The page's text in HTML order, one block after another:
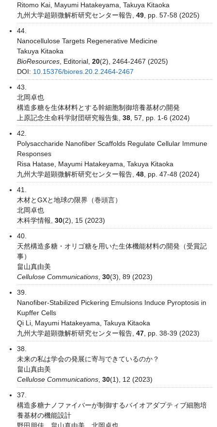
Ritomo Kai, Mayumi Hatakeyama, Takuya Kitaoka
九州大学超顕微解析研究センター報告, 49 , pp. 57-58 (2025)
44.
Nanocellulose Targets Regenerative Medicine
Takuya Kitaoka
BioResources , Editorial, 20(2), 2464-2467 (2025)
DOI: 10.15376/biores.20.2.2464-2467
43.
北岡卓也
構造多糖を生体材料とする幹細胞制御培養基材の開発
上原記念生命科学財団研究報告集, 38 , 57, pp. 1-6 (2024)
42.
Polysaccharide Nanofiber Scaffolds Regulate Cellular Immune
Responses
Risa Hatase, Mayumi Hatakeyama, Takuya Kitaoka
九州大学超顕微解析研究センター報告, 48 , pp. 47-48 (2024)
41.
木材とGXと地球の限界（巻頭言）
北岡卓也
木科学情報, 30(2), 15 (2023)
40.
天然構造多糖・オリゴ糖を用いた生体機能材料の開発（受賞記
事）
畠山真由美
Cellulose Communications 30(3), 89 (2023)
39.
Nanofiber-Stabilized Pickering Emulsions Induce Pyroptosis in
Kupffer Cells
Qi Li, Mayumi Hatakeyama, Takuya Kitaoka
九州大学超顕微解析研究センター報告, 47 , pp. 38-39 (2023)
38.
未来の私は学会の発展に寄与できているのか？
畠山真由美
Cellulose Communications 30(1), 12 (2023)
37.
構造多糖ナノファイバーが制御するバイオアダプティブ細胞培
養基材の機能設計
野田朋佳、畠山真由美、北岡卓也